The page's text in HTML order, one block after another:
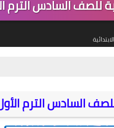
للصف السادس الترم
السادس الترم